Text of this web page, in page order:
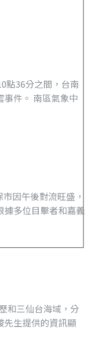
點36分之間，台南
事件。 南區氣象中
因午後對流旺盛，
據多位目擊者和嘉義
和三仙台海域，分
先生提供的資訊顯